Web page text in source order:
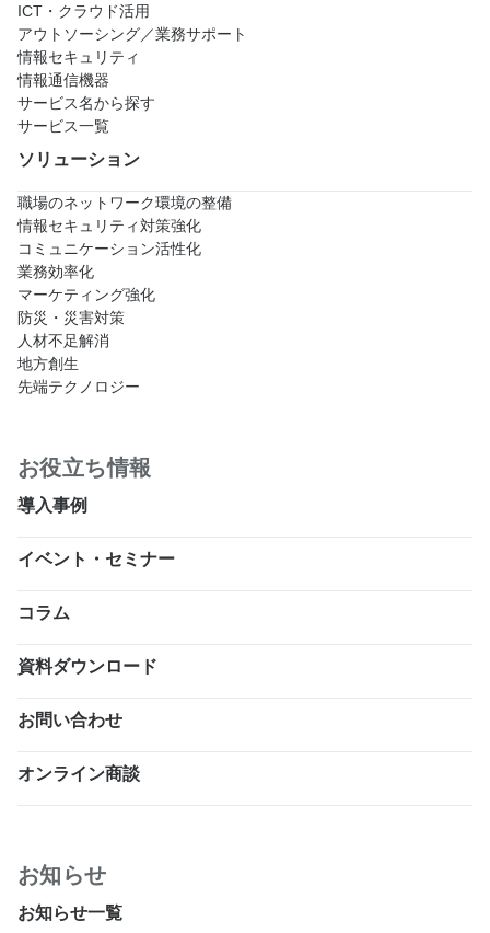
ICT・クラウド活用
アウトソーシング／業務サポート
情報セキュリティ
情報通信機器
サービス名から探す
サービス一覧
ソリューション
職場のネットワーク環境の整備
情報セキュリティ対策強化
コミュニケーション活性化
業務効率化
マーケティング強化
防災・災害対策
人材不足解消
地方創生
先端テクノロジー
お役立ち情報
導入事例
イベント・セミナー
コラム
資料ダウンロード
お問い合わせ
オンライン商談
お知らせ
お知らせ一覧